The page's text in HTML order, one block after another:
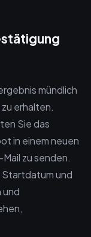
mündlich
erhalten.
Sie das
in einem neuen
zu senden.
Startdatum und
und